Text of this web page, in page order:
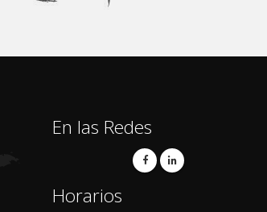
En las Redes
Horarios